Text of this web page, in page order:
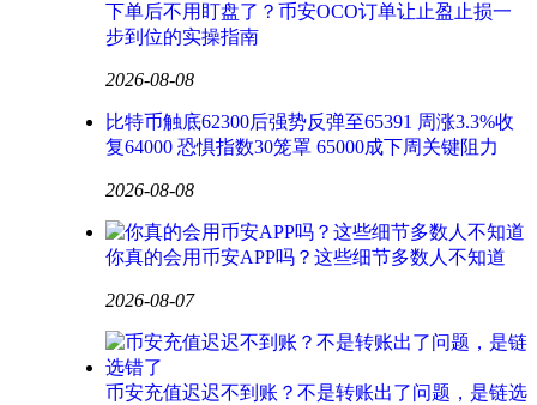
下单后不用盯盘了？币安OCO订单让止盈止损一
步到位的实操指南
2026-08-08
比特币触底62300后强势反弹至65391 周涨3.3%收
复64000 恐惧指数30笼罩 65000成下周关键阻力
2026-08-08
你真的会用币安APP吗？这些细节多数人不知道
2026-08-07
币安充值迟迟不到账？不是转账出了问题，是链选